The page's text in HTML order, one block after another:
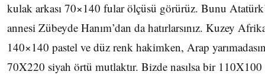
kulak arkası 70×140 fular ölçüsü görürüz. Bunu
annesi Zübeyde Hanım’dan da hatırlarsınız. Kuzey
140×140 pastel ve düz renk hakimken, Arap
70X220 siyah örtü mutlaktır. Bizde nasılsa bir 110X100